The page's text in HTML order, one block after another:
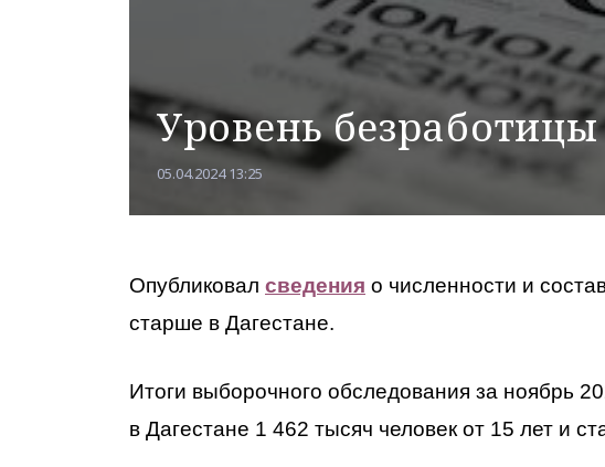
Уровень безработицы
05.04.2024 13:25
Опубликовал сведения о численности и
старше в Дагестане.
Итоги выборочного обследования за ноябрь
в Дагестане 1 462 тысяч человек от 15 лет и